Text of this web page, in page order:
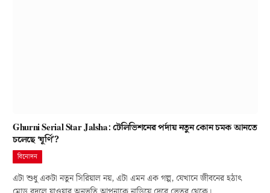
Ghurni Serial Star Jalsha: টেলিভিশনের পর্দায় নতুন কোন চমক আনতে
চলেছে ‘ঘূর্ণি’?
বিনোদন
এটা শুধু একটা নতুন সিরিয়াল নয়, এটা এমন এক গল্প, যেখানে জীবনের হঠাৎ